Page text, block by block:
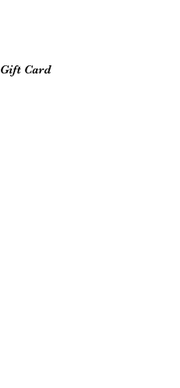
Gift Card